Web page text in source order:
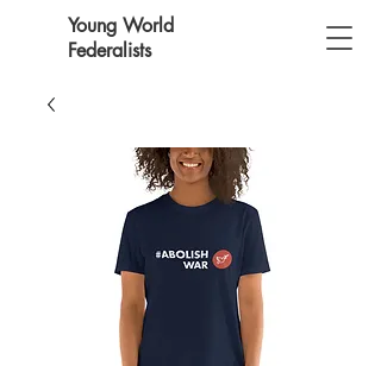
Young World
Federalists